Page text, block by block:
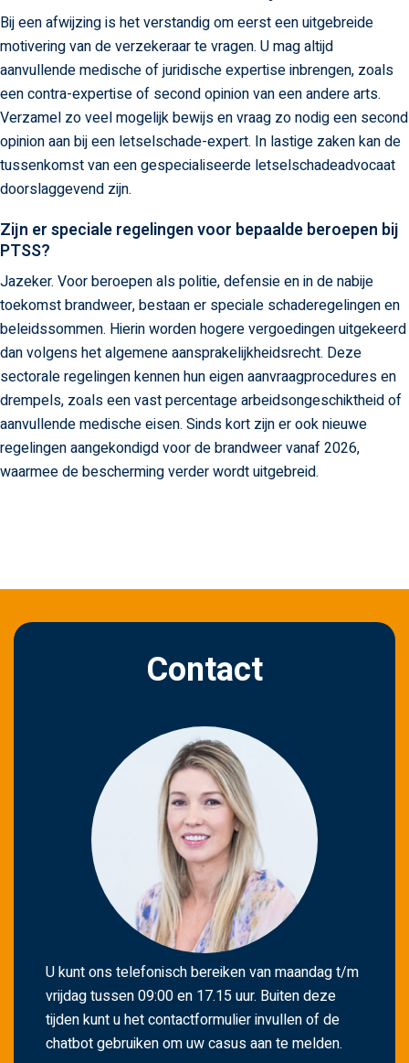
Bij een afwijzing is het verstandig om eerst een uitgebreide
motivering van de verzekeraar te vragen. U mag altijd
aanvullende medische of juridische expertise inbrengen, zoals
een contra-expertise of second opinion van een andere arts.
Verzamel zo veel mogelijk bewijs en vraag zo nodig een second
opinion aan bij een letselschade-expert. In lastige zaken kan de
tussenkomst van een gespecialiseerde letselschadeadvocaat
doorslaggevend zijn.
Zijn er speciale regelingen voor bepaalde beroepen bij
PTSS?
Jazeker. Voor beroepen als politie, defensie en in de nabije
toekomst brandweer, bestaan er speciale schaderegelingen en
beleidssommen. Hierin worden hogere vergoedingen uitgekeerd
dan volgens het algemene aansprakelijkheidsrecht. Deze
sectorale regelingen kennen hun eigen aanvraagprocedures en
drempels, zoals een vast percentage arbeidsongeschiktheid of
aanvullende medische eisen. Sinds kort zijn er ook nieuwe
regelingen aangekondigd voor de brandweer vanaf 2026,
waarmee de bescherming verder wordt uitgebreid.
Contact
U kunt ons telefonisch bereiken van maandag t/m
vrijdag tussen 09:00 en 17.15 uur. Buiten deze
tijden kunt u het contactformulier invullen of de
chatbot gebruiken om uw casus aan te melden.